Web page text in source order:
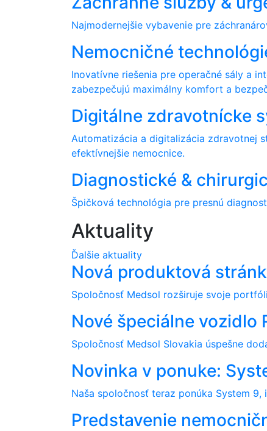
Najmodernejšie vybavenie pre
Nemocničné
Inovatívne riešenia pre operačné sály a
zabezpečujú maximálny komfort a
Digitálne zdravotnícke
Automatizácia a digitalizácia zdravotnej
efektívnejšie nemocnice.
Diagnostické &
Špičková technológia pre presnú
Aktuality
Ďalšie aktuality
Nová produktová
Spoločnosť Medsol rozširuje svoje
Nové špeciálne vozidlo
Spoločnosť Medsol Slovakia úspešne
Novinka v ponuke:
Naša spoločnosť teraz ponúka System
Predstavenie